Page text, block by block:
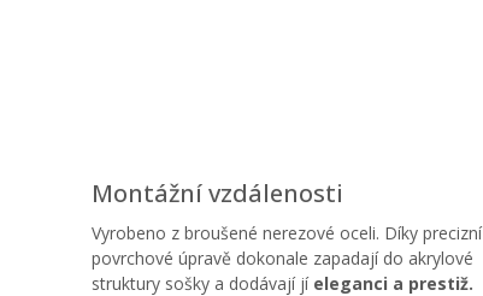
Montážní vzdálenosti
Vyrobeno z broušené nerezové oceli. Díky precizní
povrchové úpravě dokonale zapadají do akrylové
struktury sošky a dodávají jí eleganci a prestiž.